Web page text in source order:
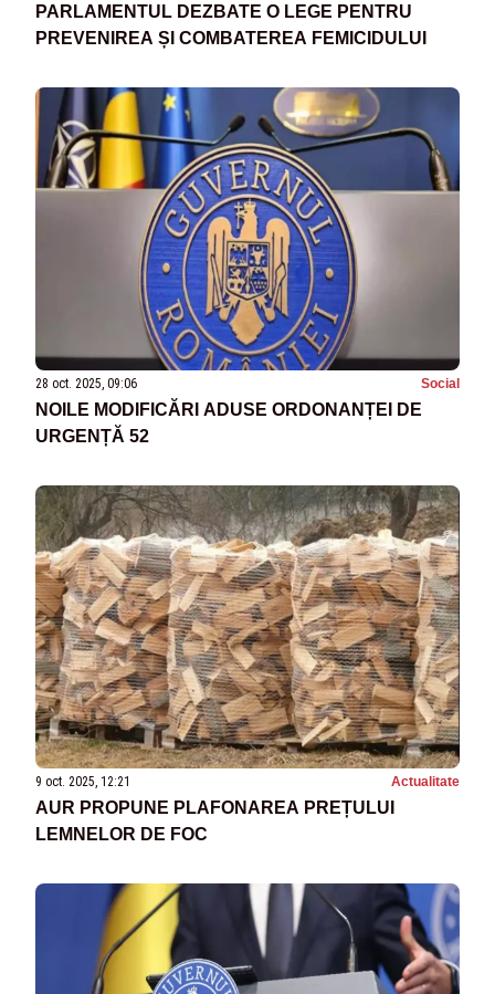
PARLAMENTUL DEZBATE O LEGE PENTRU
PREVENIREA ȘI COMBATEREA FEMICIDULUI
28 oct. 2025, 09:06 Social
NOILE MODIFICĂRI ADUSE ORDONANȚEI DE
URGENȚĂ 52
9 oct. 2025, 12:21 Actualitate
AUR PROPUNE PLAFONAREA PREȚULUI
LEMNELOR DE FOC